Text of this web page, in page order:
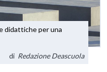
didattiche per una
di Redazione Deascuola